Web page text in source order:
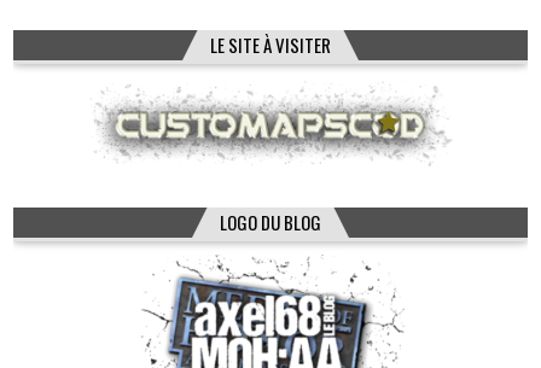
LE SITE À VISITER
LOGO DU BLOG